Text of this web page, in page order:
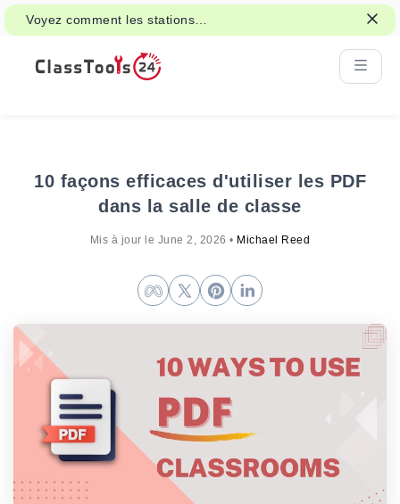
Voyez comment les stations
d'apprentissage interactives peuvent
soutenir les activités de classe et la
révision.
10 façons efficaces d'utiliser les PDF
dans la salle de classe
Mis à jour le June 2, 2026 • Michael Reed